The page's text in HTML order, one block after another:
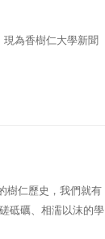
為香樹仁大學新聞
樹仁歷史，我們就有
砥礪、相濡以沫的學